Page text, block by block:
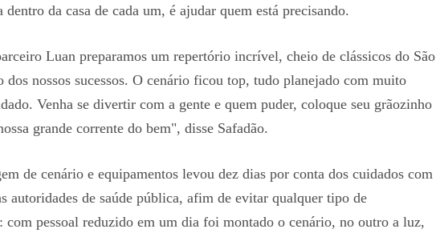
dentro da casa de cada um, é ajudar quem está precisando.
Luan preparamos um repertório incrível, cheio de clássicos do São
dos nossos sucessos. O cenário ficou top, tudo planejado com muito
Venha se divertir com a gente e quem puder, coloque seu grãozinho
grande corrente do bem", disse Safadão.
de cenário e equipamentos levou dez dias por conta dos cuidados com
autoridades de saúde pública, afim de evitar qualquer tipo de
com pessoal reduzido em um dia foi montado o cenário, no outro a luz,